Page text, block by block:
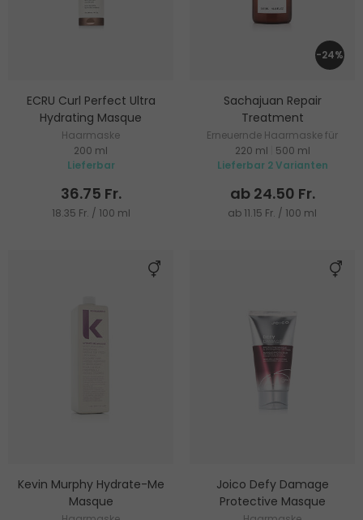
ECRU Curl Perfect Ultra
Hydrating Masque
Haarmaske
200 ml
Lieferbar
36.75 Fr.
18.35 Fr. / 100 ml
-24%
Sachajuan Repair
Treatment
Erneuernde Haarmaske für
geschädigtes und
strapaziertes Haar
220 ml
500 ml
Lieferbar 2 Varianten
ab 24.50 Fr.
ab 11.15 Fr. / 100 ml
Kevin Murphy Hydrate-Me
Masque
Joico Defy Damage
Protective Masque